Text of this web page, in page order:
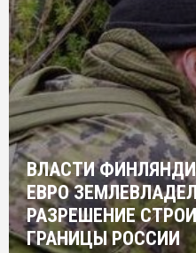
ВЛАСТИ
ЕВРО
РАЗРЕШЕНИЕ
ГРАНИЦЫ РОССИИ